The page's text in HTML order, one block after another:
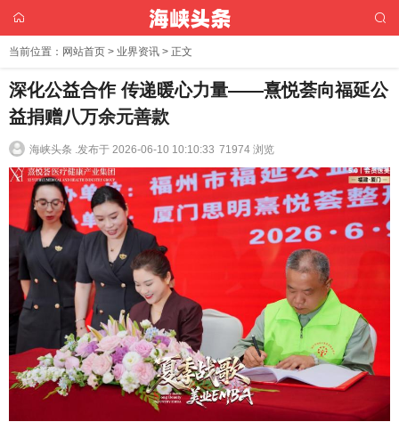
当前位置： 网站首页 > 业界资讯 > 正文
深化公益合作 传递暖心力量——熹悦荟向福延公
益捐赠八万余元善款
海峡头条 .发布于 2026-06-10 10:10:33 71974 浏览